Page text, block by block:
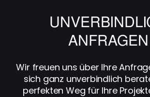
ANFRAGEN
Wir freuen uns über Ihre
sich ganz unverbindlich
perfekten Weg für Ihre